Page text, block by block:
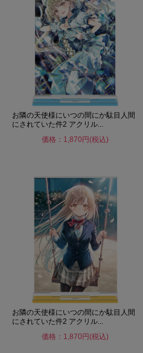
お隣の天使様にいつの間にか駄目人間
にされていた件2 アクリル...
価格：1,870円(税込)
お隣の天使様にいつの間にか駄目人間
にされていた件2 アクリル...
価格：1,870円(税込)